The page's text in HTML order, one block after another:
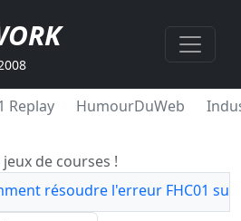
Replay HumourDuWeb
de courses !
résoudre l'erreur FHC01 sur